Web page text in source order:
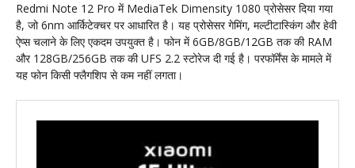
Redmi Note 12 Pro में MediaTek Dimensity 1080 प्रोसेसर दिया गया
है, जो 6nm आर्किटेक्चर पर आधारित है। यह प्रोसेसर गेमिंग, मल्टीटास्किंग और हेवी
ऐप्स चलाने के लिए एकदम उपयुक्त है। फोन में 6GB/8GB/12GB तक की RAM
और 128GB/256GB तक की UFS 2.2 स्टोरेज दी गई है। परफॉर्मेंस के मामले में
यह फोन किसी फ्लैगशिप से कम नहीं लगता।